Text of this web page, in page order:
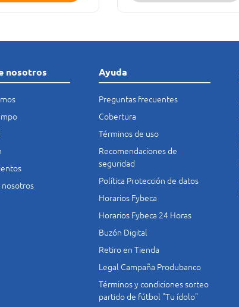
nosotros
nosotros
Ayuda
Preguntas frecuentes
Cobertura
Términos de uso
Recomendaciones de
seguridad
Política Protección de datos
Horarios Fybeca
Horarios Fybeca 24 Horas
Buzón Digital
Retiro en Tienda
Legal Campaña Produbanco
Términos y condiciones sorteo
partido de fútbol "Tu ídolo"